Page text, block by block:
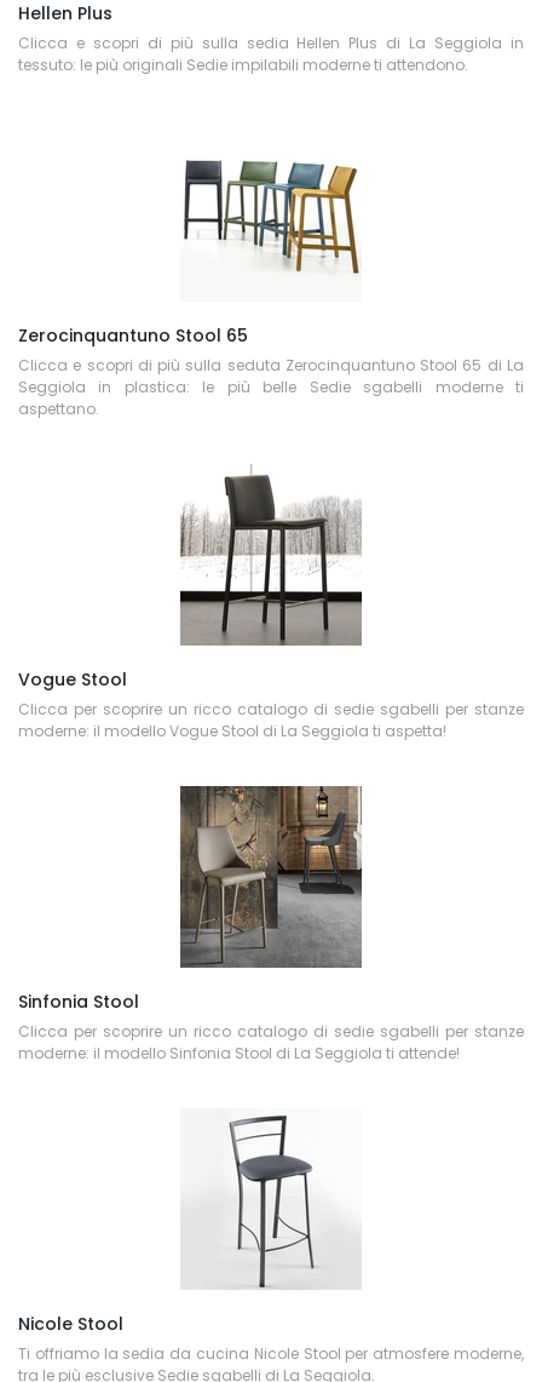
Hellen Plus
Clicca e scopri di più sulla sedia Hellen Plus di La Seggiola in
tessuto: le più originali Sedie impilabili moderne ti attendono.
Zerocinquantuno Stool 65
Clicca e scopri di più sulla seduta Zerocinquantuno Stool 65 di La
Seggiola in plastica: le più belle Sedie sgabelli moderne ti
aspettano.
Vogue Stool
Clicca per scoprire un ricco catalogo di sedie sgabelli per stanze
moderne: il modello Vogue Stool di La Seggiola ti aspetta!
Sinfonia Stool
Clicca per scoprire un ricco catalogo di sedie sgabelli per stanze
moderne: il modello Sinfonia Stool di La Seggiola ti attende!
Nicole Stool
Ti offriamo la sedia da cucina Nicole Stool per atmosfere moderne,
tra le più esclusive Sedie sgabelli di La Seggiola.